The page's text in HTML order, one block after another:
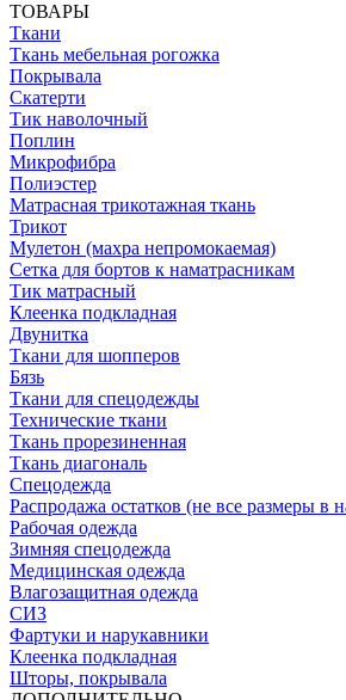
ТОВАРЫ
Ткани
Ткань мебельная рогожка
Покрывала
Скатерти
Тик наволочный
Поплин
Микрофибра
Полиэстер
Матрасная трикотажная ткань
Трикот
Мулетон (махра непромокаемая)
Сетка для бортов к наматрасникам
Тик матрасный
Клеенка подкладная
Двунитка
Ткани для шопперов
Бязь
Ткани для спецодежды
Технические ткани
Ткань прорезиненная
Ткань диагональ
Спецодежда
Распродажа остатков (не все размеры в
Рабочая одежда
Зимняя спецодежда
Медицинская одежда
Влагозащитная одежда
СИЗ
Фартуки и нарукавники
Клеенка подкладная
Шторы, покрывала